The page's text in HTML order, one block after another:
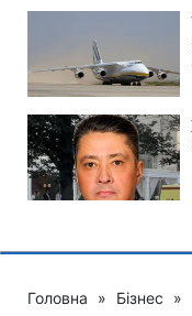
Головна » Бізнес »